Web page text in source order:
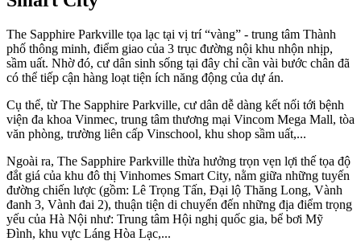
The Sapphire Parkville tọa lạc tại vị trí “vàng” - trung tâm Thành
phố thông minh, điểm giao của 3 trục đường nội khu nhộn nhịp,
sầm uất. Nhờ đó, cư dân sinh sống tại đây chỉ cần vài bước chân đã
có thể tiếp cận hàng loạt tiện ích năng động của dự án.
Cụ thể, từ The Sapphire Parkville, cư dân dễ dàng kết nối tới bệnh
viện đa khoa Vinmec, trung tâm thương mại Vincom Mega Mall, tòa
văn phòng, trường liên cấp Vinschool, khu shop sầm uất,...
Ngoài ra, The Sapphire Parkville thừa hưởng trọn vẹn lợi thế tọa độ
đắt giá của khu đô thị Vinhomes Smart City, nằm giữa những tuyến
đường chiến lược (gồm: Lê Trọng Tấn, Đại lộ Thăng Long, Vành
đanh 3, Vành đai 2), thuận tiện di chuyển đến những địa điểm trọng
yếu của Hà Nội như: Trung tâm Hội nghị quốc gia, bể bơi Mỹ
Đình, khu vực Láng Hòa Lạc,...